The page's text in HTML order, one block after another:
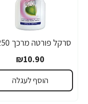
₪10.90
הוסף לעגלה